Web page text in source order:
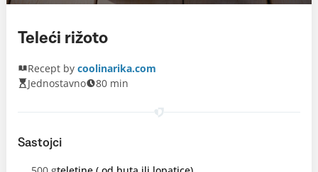
Teleći rižoto
Recept by coolinarika.com
Jednostavno
80 min
Sastojci